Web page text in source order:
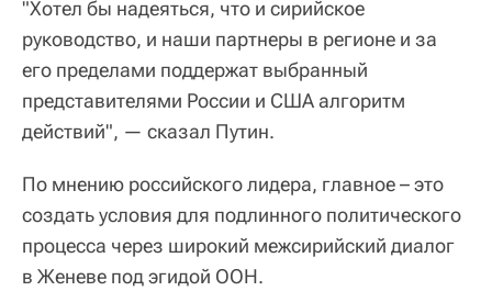
"Хотел бы надеяться, что и сирийское
руководство, и наши партнеры в регионе и за
его пределами поддержат выбранный
представителями России и США алгоритм
действий", — сказал Путин.
По мнению российского лидера, главное – это
создать условия для подлинного политического
процесса через широкий межсирийский диалог
в Женеве под эгидой ООН.